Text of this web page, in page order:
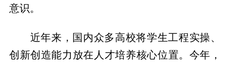
意识。
近年来，国内众多高校将学生工程实操、
创新创造能力放在人才培养核心位置。今年，